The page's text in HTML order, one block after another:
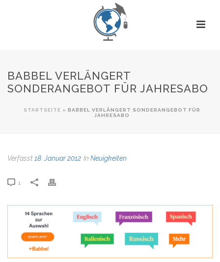
BABBEL VERLÄNGERT
SONDERANGEBOT FÜR JAHRESABO
STARTSEITE » BABBEL VERLÄNGERT SONDERANGEBOT FÜR
JAHRESABO
Verfasst 18. Januar 2012 In Neuigkeiten
1